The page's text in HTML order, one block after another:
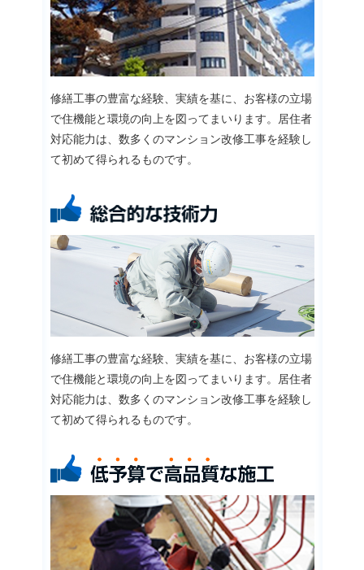
修繕工事の豊富な経験、実績を基に、お客様の立場
で住機能と環境の向上を図ってまいります。居住者
対応能力は、数多くのマンション改修工事を経験し
て初めて得られるものです。
修繕工事の豊富な経験、実績を基に、お客様の立場
で住機能と環境の向上を図ってまいります。居住者
対応能力は、数多くのマンション改修工事を経験し
て初めて得られるものです。